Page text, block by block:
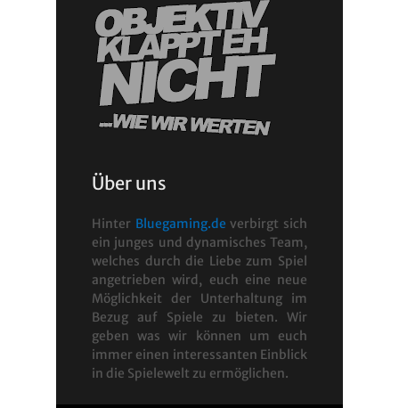
Über uns
Hinter Bluegaming.de verbirgt sich
ein junges und dynamisches Team,
welches durch die Liebe zum Spiel
angetrieben wird, euch eine neue
Möglichkeit der Unterhaltung im
Bezug auf Spiele zu bieten. Wir
geben was wir können um euch
immer einen interessanten Einblick
in die Spielewelt zu ermöglichen.